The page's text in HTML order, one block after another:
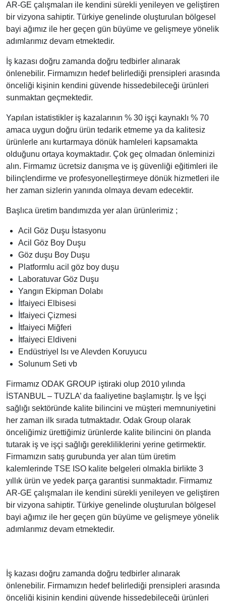
AR-GE çalışmaları ile kendini sürekli yenileyen ve geliştiren
bir vizyona sahiptir. Türkiye genelinde oluşturulan bölgesel
bayi ağımız ile her geçen gün büyüme ve gelişmeye yönelik
adımlarımız devam etmektedir.
İş kazası doğru zamanda doğru tedbirler alınarak
önlenebilir. Firmamızın hedef belirlediği prensipleri arasında
önceliği kişinin kendini güvende hissedebileceği ürünleri
sunmaktan geçmektedir.
Yapılan istatistikler iş kazalarının % 30 işçi kaynaklı % 70
amaca uygun doğru ürün tedarik etmeme ya da kalitesiz
ürünlerle anı kurtarmaya dönük hamleleri kapsamakta
olduğunu ortaya koymaktadır. Çok geç olmadan önleminizi
alın. Firmamız ücretsiz danışma ve iş güvenliği eğitimleri ile
bilinçlendirme ve profesyonelleştirmeye dönük hizmetleri ile
her zaman sizlerin yanında olmaya devam edecektir.
Başlıca üretim bandımızda yer alan ürünlerimiz ;
Acil Göz Duşu İstasyonu
Acil Göz Boy Duşu
Göz duşu Boy Duşu
Platformlu acil göz boy duşu
Laboratuvar Göz Duşu
Yangın Ekipman Dolabı
İtfaiyeci Elbisesi
İtfaiyeci Çizmesi
İtfaiyeci Miğferi
İtfaiyeci Eldiveni
Endüstriyel Isı ve Alevden Koruyucu
Solunum Seti vb
Firmamız ODAK GROUP iştiraki olup 2010 yılında
İSTANBUL – TUZLA’ da faaliyetine başlamıştır. İş ve İşçi
sağlığı sektöründe kalite bilincini ve müşteri memnuniyetini
her zaman ilk sırada tutmaktadır. Odak Group olarak
önceliğimiz ürettiğimiz ürünlerde kalite bilincini ön planda
tutarak iş ve işçi sağlığı gerekliliklerini yerine getirmektir.
Firmamızın satış gurubunda yer alan tüm üretim
kalemlerinde TSE ISO kalite belgeleri olmakla birlikte 3
yıllık ürün ve yedek parça garantisi sunmaktadır. Firmamız
AR-GE çalışmaları ile kendini sürekli yenileyen ve geliştiren
bir vizyona sahiptir. Türkiye genelinde oluşturulan bölgesel
bayi ağımız ile her geçen gün büyüme ve gelişmeye yönelik
adımlarımız devam etmektedir.
İş kazası doğru zamanda doğru tedbirler alınarak
önlenebilir. Firmamızın hedef belirlediği prensipleri arasında
önceliği kişinin kendini güvende hissedebileceği ürünleri